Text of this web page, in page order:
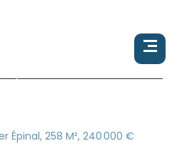
Épinal, 258 M², 240 000 €